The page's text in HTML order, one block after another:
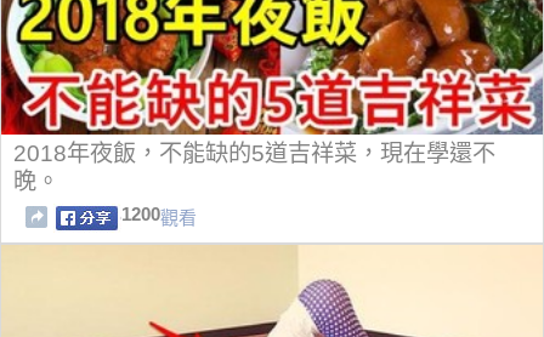
2018年夜飯，不能缺的5道吉祥菜，現在學還不
晚。
1200觀看